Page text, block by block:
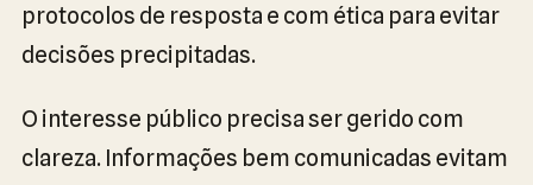
protocolos de resposta e com ética para evitar
decisões precipitadas.
O interesse público precisa ser gerido com
clareza. Informações bem comunicadas evitam